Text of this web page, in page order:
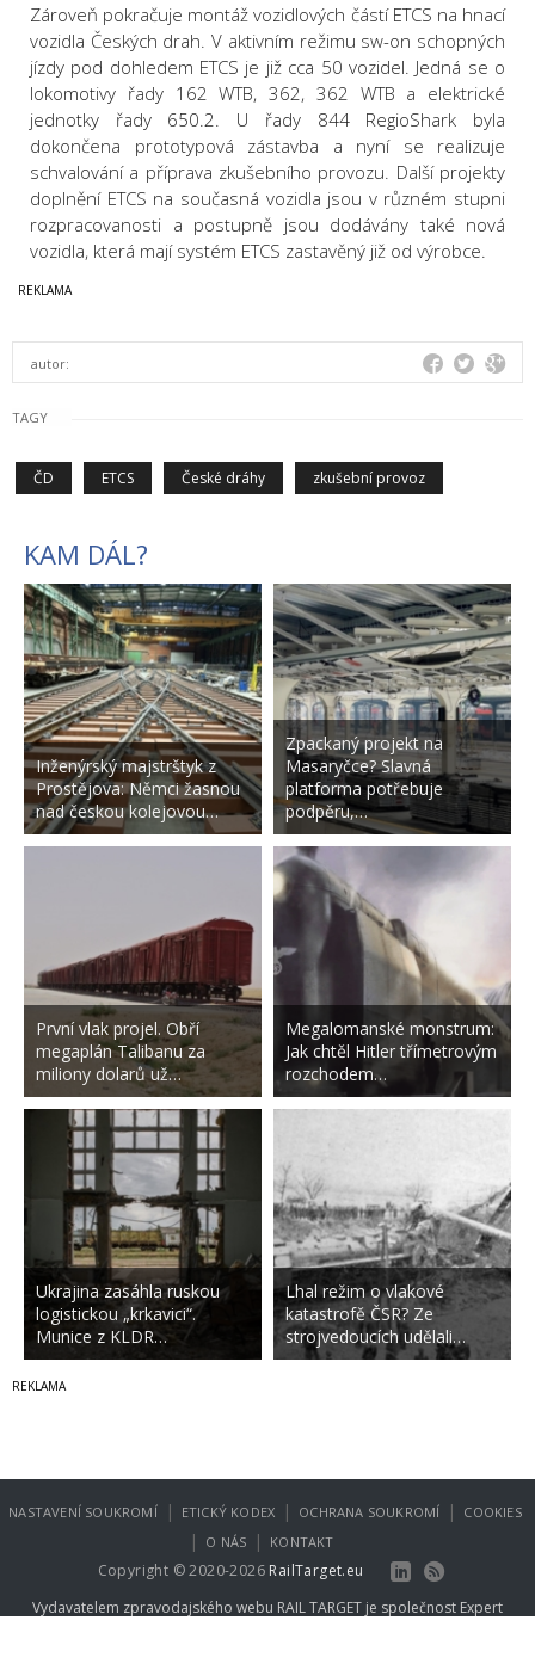
Zároveň pokračuje montáž vozidlových částí ETCS na hnací
vozidla Českých drah. V aktivním režimu sw-on schopných
jízdy pod dohledem ETCS je již cca 50 vozidel. Jedná se o
lokomotivy řady 162 WTB, 362, 362 WTB a elektrické
jednotky řady 650.2. U řady 844 RegioShark byla
dokončena prototypová zástavba a nyní se realizuje
schvalování a příprava zkušebního provozu. Další projekty
doplnění ETCS na současná vozidla jsou v různém stupni
rozpracovanosti a postupně jsou dodávány také nová
vozidla, která mají systém ETCS zastavěný již od výrobce.
autor:
TAGY
ČD ETCS České dráhy zkušební provoz
KAM DÁL?
Inženýrský majstrštyk z
Prostějova: Němci žasnou
nad českou kolejovou…
První vlak projel. Obří
megaplán Talibanu za
miliony dolarů už…
Ukrajina zasáhla ruskou
logistickou „krkavici“.
Munice z KLDR…
Zpackaný projekt na
Masaryčce? Slavná
platforma potřebuje
podpěru,…
Megalomanské monstrum:
Jak chtěl Hitler třímetrovým
rozchodem…
Lhal režim o vlakové
katastrofě ČSR? Ze
strojvedoucích udělali…
NASTAVENÍ SOUKROMÍ | ETICKÝ KODEX | OCHRANA SOUKROMÍ | COOKIES
| O NÁS | KONTAKT
Copyright © 2020-2026 RailTarget.eu
Vydavatelem zpravodajského webu RAIL TARGET je společnost Expert